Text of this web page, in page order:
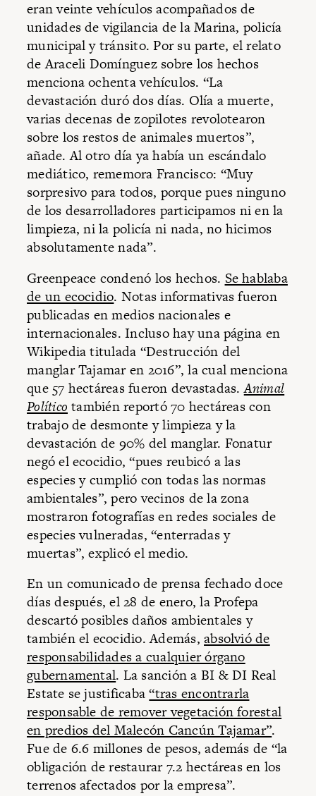
eran veinte vehículos acompañados de
unidades de vigilancia de la Marina, policía
municipal y tránsito. Por su parte, el relato
de Araceli Domínguez sobre los hechos
menciona ochenta vehículos. “La
devastación duró dos días. Olía a muerte,
varias decenas de zopilotes revolotearon
sobre los restos de animales muertos”,
añade. Al otro día ya había un escándalo
mediático, rememora Francisco: “Muy
sorpresivo para todos, porque pues ninguno
de los desarrolladores participamos ni en la
limpieza, ni la policía ni nada, no hicimos
absolutamente nada”.
Greenpeace condenó los hechos. Se hablaba
de un ecocidio. Notas informativas fueron
publicadas en medios nacionales e
internacionales. Incluso hay una página en
Wikipedia titulada “Destrucción del
manglar Tajamar en 2016”, la cual menciona
que 57 hectáreas fueron devastadas.Animal
Político también reportó 70 hectáreas con
trabajo de desmonte y limpieza y la
devastación de 90% del manglar. Fonatur
negó el ecocidio, “pues reubicó a las
especies y cumplió con todas las normas
ambientales”, pero vecinos de la zona
mostraron fotografías en redes sociales de
especies vulneradas, “enterradas y
muertas”, explicó el medio.
En un comunicado de prensa fechado doce
días después, el 28 de enero, la Profepa
descartó posibles daños ambientales y
también el ecocidio. Además,absolvió de
responsabilidades a cualquier órgano
gubernamental. La sanción a BI & DI Real
Estate se justificaba“tras encontrarla
responsable de remover vegetación forestal
en predios del Malecón Cancún Tajamar”.
Fue de 6.6 millones de pesos, además de “la
obligación de restaurar 7.2 hectáreas en los
terrenos afectados por la empresa”.